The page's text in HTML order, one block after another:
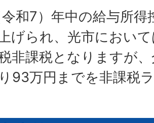
和7）年中の給与所得
げられ、光市におい
非課税となりますが
93万円までを非課税